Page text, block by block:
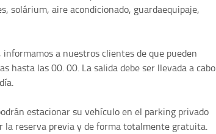
solárium, aire acondicionado, guardaequipaje,
a nuestros clientes de que pueden
hasta las 00. 00. La salida debe ser llevada a cabo
estacionar su vehículo en el parking privado
la reserva previa y de forma totalmente gratuita.